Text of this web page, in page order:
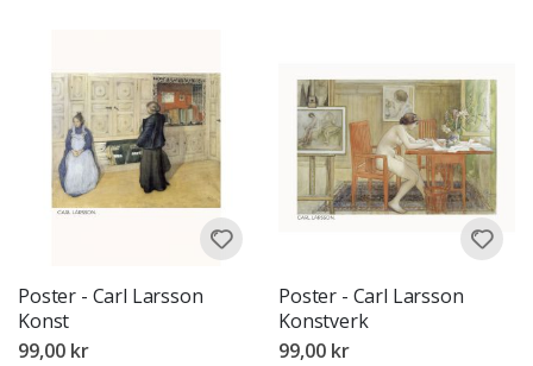
Poster - Carl Larsson
Konst
99,00 kr
Poster - Carl Larsson
Konstverk
99,00 kr